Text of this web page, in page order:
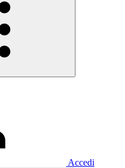
Accedi